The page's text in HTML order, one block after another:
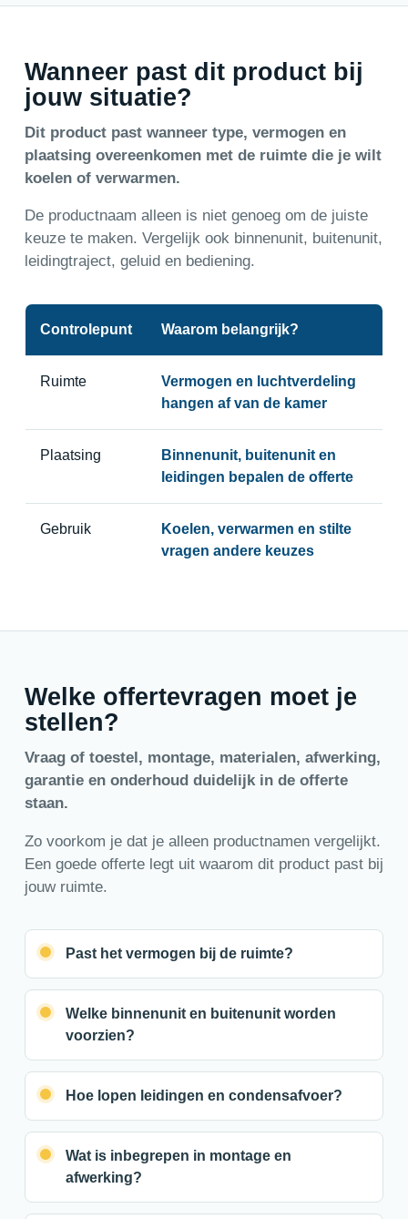
Wanneer past dit product bij
jouw situatie?
Dit product past wanneer type, vermogen en
plaatsing overeenkomen met de ruimte die je wilt
koelen of verwarmen.
De productnaam alleen is niet genoeg om de juiste
keuze te maken. Vergelijk ook binnenunit, buitenunit,
leidingtraject, geluid en bediening.
Controlepunt Waarom belangrijk?
Ruimte
Vermogen en luchtverdeling
hangen af van de kamer
Plaatsing
Binnenunit, buitenunit en
leidingen bepalen de offerte
Gebruik
Koelen, verwarmen en stilte
vragen andere keuzes
Welke offertevragen moet je
stellen?
Vraag of toestel, montage, materialen, afwerking,
garantie en onderhoud duidelijk in de offerte
staan.
Zo voorkom je dat je alleen productnamen vergelijkt.
Een goede offerte legt uit waarom dit product past bij
jouw ruimte.
Past het vermogen bij de ruimte?
Welke binnenunit en buitenunit worden
voorzien?
Hoe lopen leidingen en condensafvoer?
Wat is inbegrepen in montage en
afwerking?